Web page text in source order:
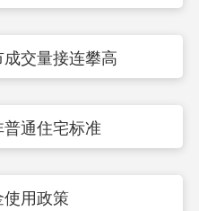
交量接连攀高
通住宅标准
用政策